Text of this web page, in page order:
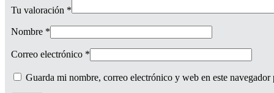
Tu valoración *
Nombre *
Correo electrónico *
Guarda mi nombre, correo electrónico y web en este